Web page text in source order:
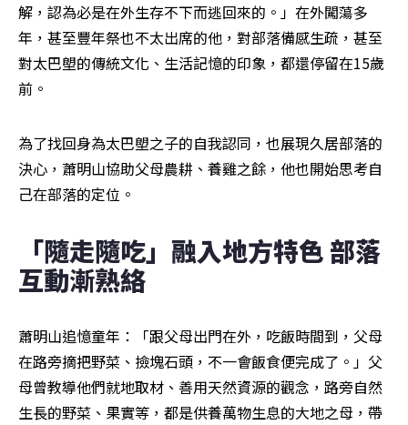
解，認為必是在外生存不下而逃回來的。」在外闖蕩多
年，甚至豐年祭也不太出席的他，對部落備感生疏，甚至
對太巴塱的傳統文化、生活記憶的印象，都還停留在15歲
前。
為了找回身為太巴塱之子的自我認同，也展現久居部落的
決心，蕭明山協助父母農耕、養雞之餘，他也開始思考自
己在部落的定位。
「隨走隨吃」融入地方特色 部落
互動漸熟絡
蕭明山追憶童年：「跟父母出門在外，吃飯時間到，父母
在路旁摘把野菜、撿塊石頭，不一會飯食便完成了。」父
母曾教導他們就地取材、善用天然資源的觀念，路旁自然
生長的野菜、果實等，都是供養萬物生息的大地之母，帶